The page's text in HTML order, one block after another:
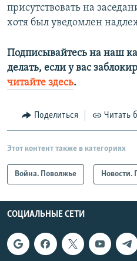
присутствовать на
хотя был уведомлен
Подписывайтесь на наш
делать, если у вас
читайте здесь.
Поделиться Читать
Этот контент также в категориях
Война. Поволжье Новости.
СОЦИАЛЬНЫЕ СЕТИ